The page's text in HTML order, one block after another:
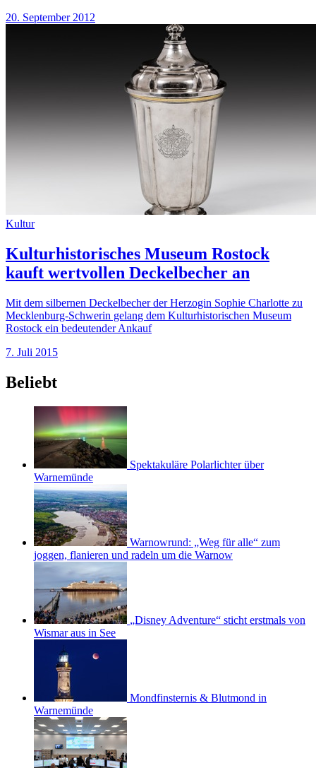
20. September 2012
Kultur
Kulturhistorisches Museum Rostock
kauft wertvollen Deckelbecher an
Mit dem silbernen Deckelbecher der Herzogin Sophie Charlotte zu
Mecklenburg-Schwerin gelang dem Kulturhistorischen Museum
Rostock ein bedeutender Ankauf
7. Juli 2015
Beliebt
Spektakuläre Polarlichter über
Warnemünde
Warnowrund: „Weg für alle“ zum
joggen, flanieren und radeln um die Warnow
„Disney Adventure“ sticht erstmals von
Wismar aus in See
Mondfinsternis & Blutmond in
Warnemünde